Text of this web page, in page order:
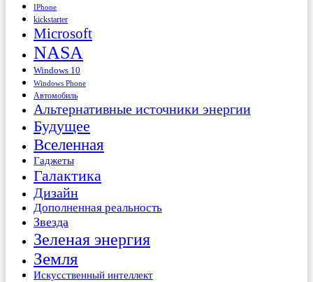
IPhone
kickstarter
Microsoft
NASA
Windows 10
Windows Phone
Автомобиль
Альтернативные источники энергии
Будущее
Вселенная
Гаджеты
Галактика
Дизайн
Дополненная реальность
Звезда
Зеленая энергия
Земля
Искусственный интеллект